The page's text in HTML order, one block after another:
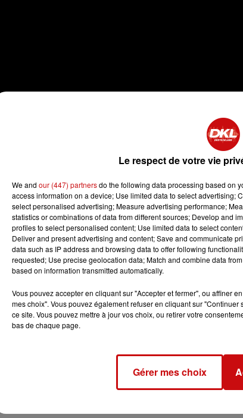
du Haut-Rhin, a été créé en 2012 et
Chaque saison, plusieurs ligues du département
tout au long de la saison aux quatre coins du
de la saison.
du8 octobre 2022 à 20h00
au8 octobre 2022 à 22h00
Le respect de votre vie
We and our (447) partnersdo the following data processing based on
access information on a device; Use limited data to select advertising;
select personalised advertising; Measure advertising performance;
statistics or combinations of data from different sources; Develop and
profiles to select personalised content; Use limited data to select
Deliver and present advertising and content; Save and communicate
data such as IP address and browsing data to offer following
requested; Use precise geolocation data; Match and combine data
based on information transmitted automatically.
Vous pouvez accepter en cliquant sur "Accepter et fermer", ou affiner
mes choix". Vous pouvez également refuser en cliquant sur
ce site. Vous pouvez mettre à jour vos choix, ou retirer votre
bas de chaque page.
Gérer mes choix